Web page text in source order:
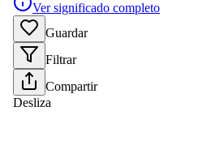
Ver significado completo
Guardar
Filtrar
Compartir
Desliza